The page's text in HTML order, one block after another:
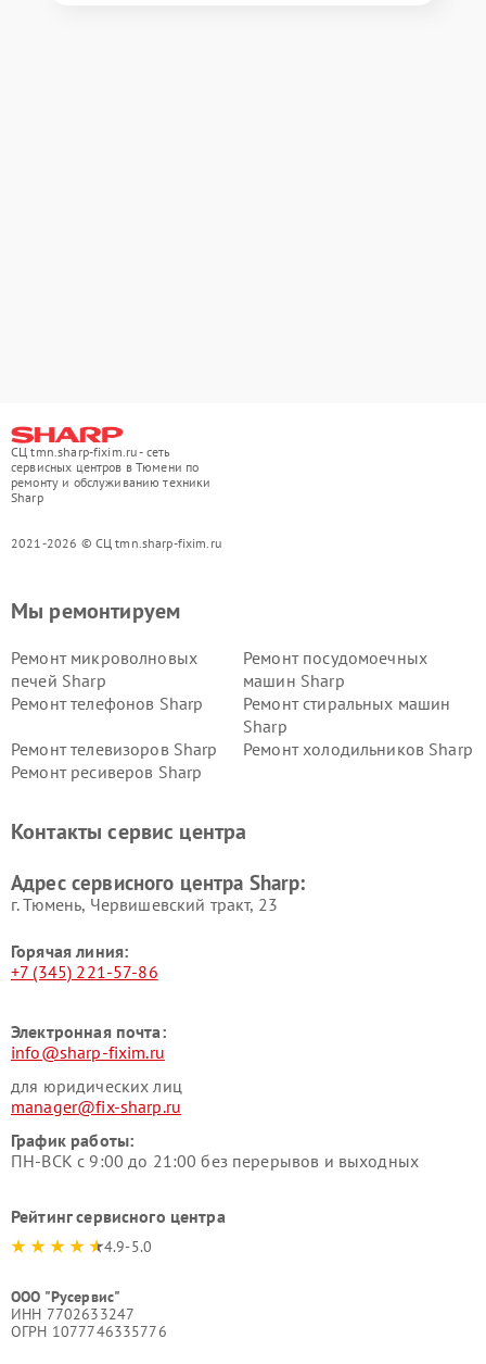
СЦ tmn.sharp-fixim.ru - сеть
сервисных центров в Тюмени по
ремонту и обслуживанию техники
Sharp
2021-2026 © СЦ tmn.sharp-fixim.ru
Мы ремонтируем
Ремонт микроволновых
печей Sharp
Ремонт посудомоечных
машин Sharp
Ремонт телефонов Sharp
Ремонт стиральных машин
Sharp
Ремонт телевизоров Sharp
Ремонт холодильников Sharp
Ремонт ресиверов Sharp
Контакты сервис центра
Адрес сервисного центра Sharp:
г. Тюмень, ​Червишевский тракт, 23
Горячая линия:
+7 (345) 221-57-86
Электронная почта:
info@sharp-fixim.ru
для юридических лиц
manager@fix-sharp.ru
График работы:
ПН-ВСК с 9:00 до 21:00 без перерывов и выходных
Рейтинг сервисного центра
4.9-5.0
ООО "Русервис"
ИНН 7702633247
ОГРН 1077746335776